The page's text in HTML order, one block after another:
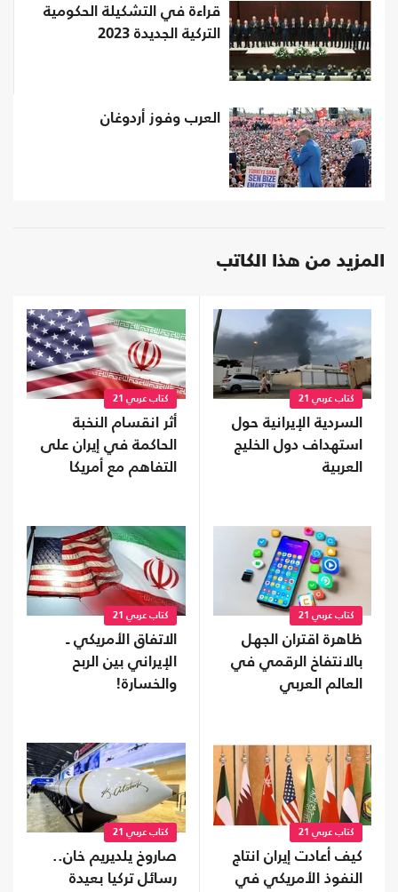
قراءة في التشكيلة الحكومية
التركية الجديدة 2023
العرب وفوز أردوغان
المزيد من هذا الكاتب
كتاب عربي 21
السردية الإيرانية حول
استهداف دول الخليج
العربية
كتاب عربي 21
أثر انقسام النخبة
الحاكمة في إيران على
التفاهم مع أمريكا
كتاب عربي 21
ظاهرة اقتران الجهل
بالانتفاخ الرقمي في
العالم العربي
كتاب عربي 21
الاتفاق الأمريكي ـ
الإيراني بين الربح
والخسارة!
كتاب عربي 21
كيف أعادت إيران انتاج
النفوذ الأمريكي في
كتاب عربي 21
صاروخ يلديريم خان..
رسائل تركيا بعيدة